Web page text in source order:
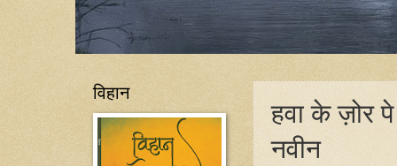
हवा के ज़ोर
नवीन
विहान